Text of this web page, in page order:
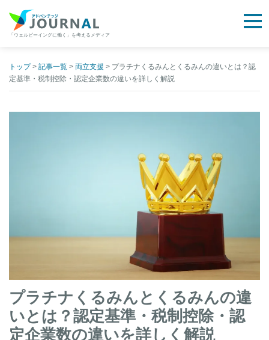
content
「ウェルビーイングに働く」を考えるメディア
トップ> 記事一覧 > 両立支援 > プラチナくるみんとくるみんの違いとは？認
定基準・税制控除・認定企業数の違いを詳しく解説
プラチナくるみんとくるみんの違
いとは？認定基準・税制控除・認
定企業数の違いを詳しく解説